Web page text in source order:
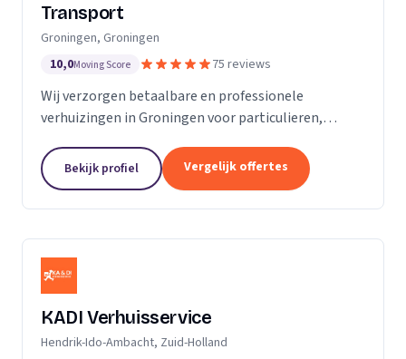
Transport
Groningen, Groningen
10,0Moving Score 75 reviews
Wij verzorgen betaalbare en professionele
verhuizingen in Groningen voor particulieren,
Bekijk profiel Vergelijk offertes
KADI Verhuisservice
Hendrik-Ido-Ambacht, Zuid-Holland